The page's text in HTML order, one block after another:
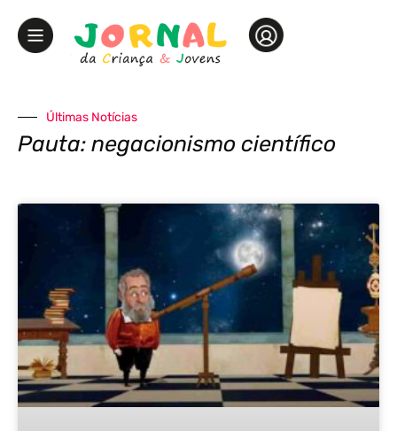
Últimas Notícias
Pauta: negacionismo científico